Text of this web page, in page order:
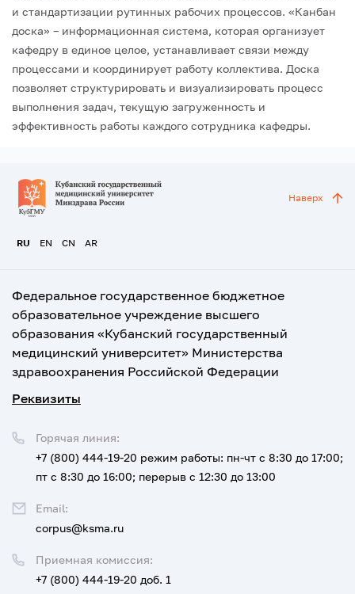
и стандартизации рутинных рабочих процессов. «Канбан
доска» – информационная система, которая организует
кафедру в единое целое, устанавливает связи между
процессами и координирует работу коллектива. Доска
позволяет структурировать и визуализировать процесс
выполнения задач, текущую загруженность и
эффективность работы каждого сотрудника кафедры.
RU EN CN AR
Наверх
Федеральное государственное бюджетное
образовательное учреждение высшего
образования «Кубанский государственный
медицинский университет» Министерства
здравоохранения Российской Федерации
Реквизиты
Приемная комиссия:
+7 (800) 444-19-20 доб. 1
Горячая линия:
+7 (800) 444-19-20 режим работы: пн-чт с 8:30 до 17:00;
пт с 8:30 до 16:00; перерыв с 12:30 до 13:00
Email:
corpus@ksma.ru